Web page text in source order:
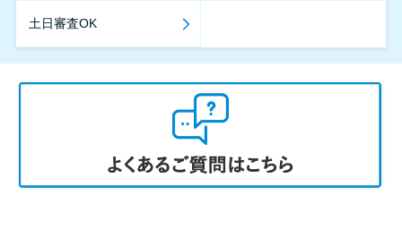
土日審査OK